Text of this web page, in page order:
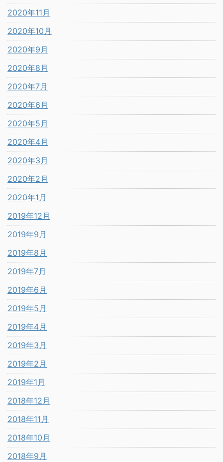
2020年11月
2020年10月
2020年9月
2020年8月
2020年7月
2020年6月
2020年5月
2020年4月
2020年3月
2020年2月
2020年1月
2019年12月
2019年9月
2019年8月
2019年7月
2019年6月
2019年5月
2019年4月
2019年3月
2019年2月
2019年1月
2018年12月
2018年11月
2018年10月
2018年9月